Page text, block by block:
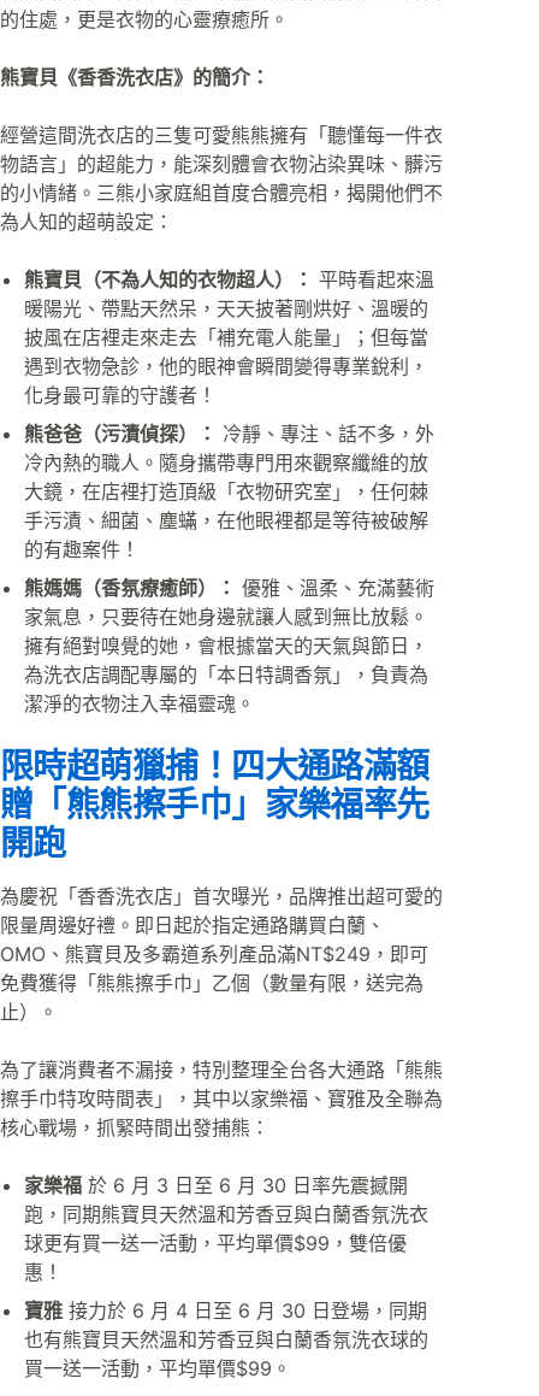
的住處，更是衣物的心靈療癒所。
熊寶貝《香香洗衣店》的簡介：
經營這間洗衣店的三隻可愛熊熊擁有「聽懂每一件衣
物語言」的超能力，能深刻體會衣物沾染異味、髒污
的小情緒。三熊小家庭組首度合體亮相，揭開他們不
為人知的超萌設定：
熊寶貝（不為人知的衣物超人）： 平時看起來溫
暖陽光、帶點天然呆，天天披著剛烘好、溫暖的
披風在店裡走來走去「補充電人能量」；但每當
遇到衣物急診，他的眼神會瞬間變得專業銳利，
化身最可靠的守護者！
熊爸爸（污漬偵探）： 冷靜、專注、話不多，外
冷內熱的職人。隨身攜帶專門用來觀察纖維的放
大鏡，在店裡打造頂級「衣物研究室」，任何棘
手污漬、細菌、塵蟎，在他眼裡都是等待被破解
的有趣案件！
熊媽媽（香氛療癒師）： 優雅、溫柔、充滿藝術
家氣息，只要待在她身邊就讓人感到無比放鬆。
擁有絕對嗅覺的她，會根據當天的天氣與節日，
為洗衣店調配專屬的「本日特調香氛」，負責為
潔淨的衣物注入幸福靈魂。
限時超萌獵捕！四大通路滿額
贈「熊熊擦手巾」家樂福率先
開跑
為慶祝「香香洗衣店」首次曝光，品牌推出超可愛的
限量周邊好禮。即日起於指定通路購買白蘭、
OMO、熊寶貝及多霸道系列產品滿NT$249，即可
免費獲得「熊熊擦手巾」乙個（數量有限，送完為
止）。
為了讓消費者不漏接，特別整理全台各大通路「熊熊
擦手巾特攻時間表」，其中以家樂福、寶雅及全聯為
核心戰場，抓緊時間出發捕熊：
家樂福 於 6 月 3 日至 6 月 30 日率先震撼開
跑，同期熊寶貝天然溫和芳香豆與白蘭香氛洗衣
球更有買一送一活動，平均單價$99，雙倍優
惠！
寶雅 接力於 6 月 4 日至 6 月 30 日登場，同期
也有熊寶貝天然溫和芳香豆與白蘭香氛洗衣球的
買一送一活動，平均單價$99。